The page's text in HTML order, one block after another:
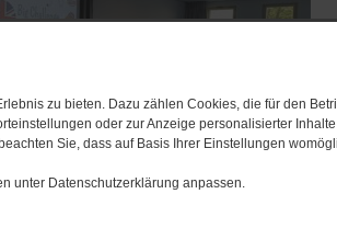
zu bieten. Dazu zählen Cookies, die für den
oder zur Anzeige personalisierter
Sie, dass auf Basis Ihrer Einstellungen
unter Datenschutzerklärung anpassen.